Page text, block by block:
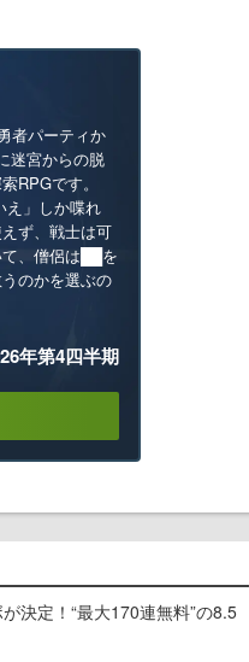
者パーティか
迷宮からの脱
RPGです。
え」しか喋れ
ず、戦士は可
、僧侶は██を
のかを選ぶの
年第4四半期
決定！“最大170連無料”の8.5